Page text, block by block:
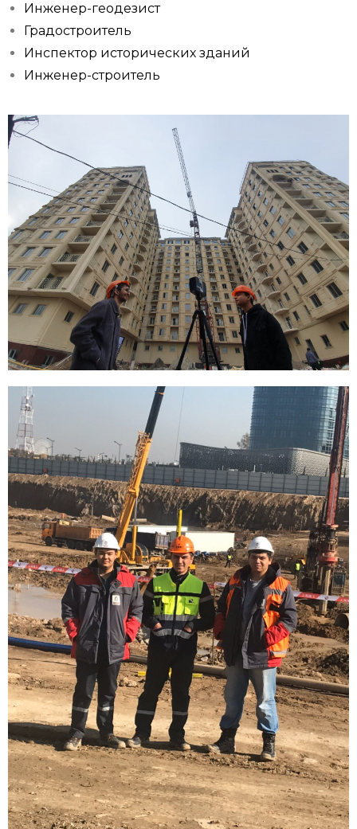
Инженер-геодезист
Градостроитель
Инспектор исторических зданий
Инженер-строитель